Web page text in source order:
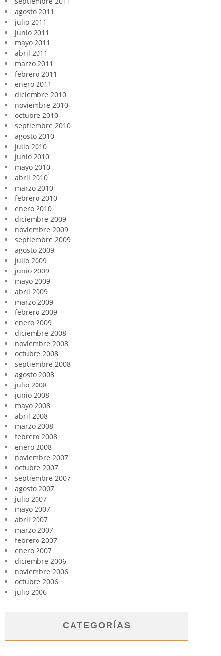
agosto 2011
julio 2011
junio 2011
mayo 2011
abril 2011
marzo 2011
febrero 2011
enero 2011
diciembre 2010
noviembre 2010
octubre 2010
septiembre 2010
agosto 2010
julio 2010
junio 2010
mayo 2010
abril 2010
marzo 2010
febrero 2010
enero 2010
diciembre 2009
noviembre 2009
septiembre 2009
agosto 2009
julio 2009
junio 2009
mayo 2009
abril 2009
marzo 2009
febrero 2009
enero 2009
diciembre 2008
noviembre 2008
octubre 2008
septiembre 2008
agosto 2008
julio 2008
junio 2008
mayo 2008
abril 2008
marzo 2008
febrero 2008
enero 2008
noviembre 2007
octubre 2007
septiembre 2007
agosto 2007
julio 2007
mayo 2007
abril 2007
marzo 2007
febrero 2007
enero 2007
diciembre 2006
noviembre 2006
octubre 2006
julio 2006
CATEGORÍAS